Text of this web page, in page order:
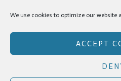
We use cookies to optimize our website
ACCEPT
social
Copyright ©